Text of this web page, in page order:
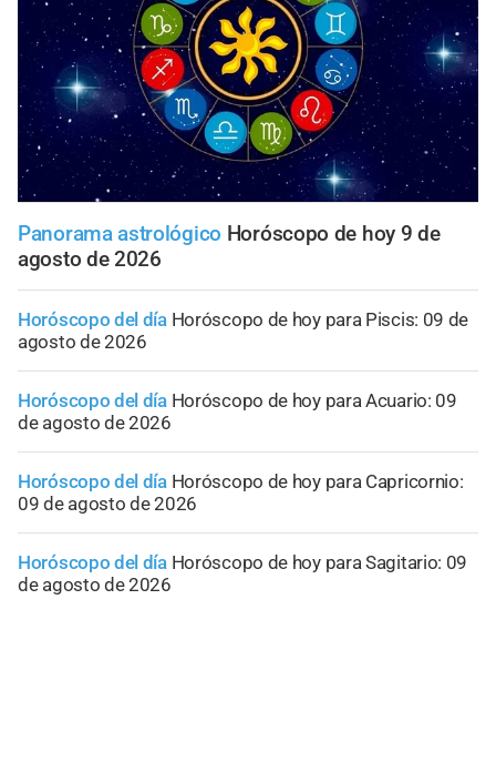
Panorama astrológico Horóscopo de hoy 9 de
agosto de 2026
Horóscopo del día Horóscopo de hoy para Piscis: 09 de
agosto de 2026
Horóscopo del día Horóscopo de hoy para Acuario: 09
de agosto de 2026
Horóscopo del día Horóscopo de hoy para Capricornio:
09 de agosto de 2026
Horóscopo del día Horóscopo de hoy para Sagitario: 09
de agosto de 2026